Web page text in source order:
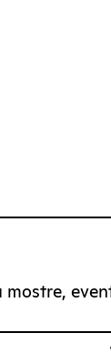
mostre,